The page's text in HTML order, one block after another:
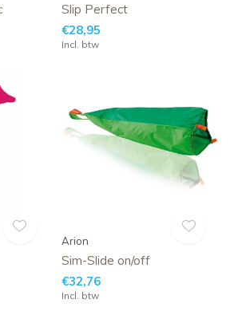
Slip Perfect
€28,95
Incl. btw
Arion
Sim-Slide on/off
€32,76
Incl. btw